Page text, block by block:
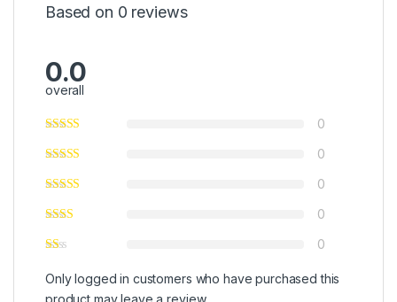
Based on 0 reviews
0.0
overall
0
0
0
0
0
Only logged in customers who have purchased this
product may leave a review.